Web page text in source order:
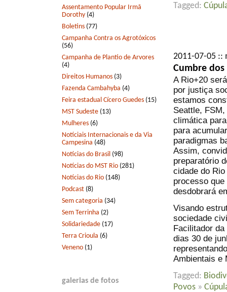
Assentamento Popular Irmã
Dorothy (4)
Boletins (77)
Campanha Contra os Agrotóxicos
(56)
Campanha de Plantio de Arvores
(4)
Direitos Humanos (3)
Fazenda Cambahyba (4)
Feira estadual Cícero Guedes (15)
MST Sudeste (13)
Mulheres (6)
Notíciais Internacionais e da Via
Campesina (48)
Notícias do Brasil (98)
Notícias do MST Rio (281)
Notícias do Rio (148)
Podcast (8)
Sem categoria (34)
Sem Terrinha (2)
Solidariedade (17)
Terra Crioula (6)
Veneno (1)
galerias de fotos
Tagged:
2011-07-05
Cumbre
A Rio+20
por justiça
estamos
Seattle,
climática
para
paradigmas
Assim,
preparatório
cidade do
processo
desdobrará
Visando
sociedade
Facilitador
dias 30 de
Ambientais e
Tagged:
Povos »